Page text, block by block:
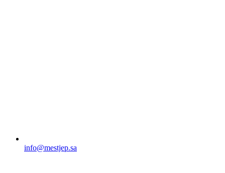
info@mestjep.sa